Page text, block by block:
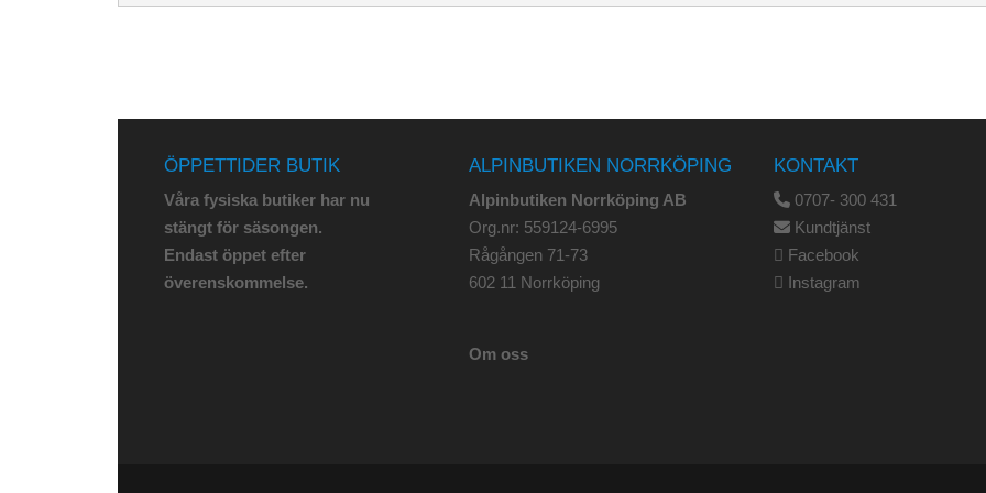
ÖPPETTIDER BUTIK
Våra fysiska butiker har nu
stängt för säsongen.
Endast öppet efter
överenskommelse.
ALPINBUTIKEN NORRKÖPING
Alpinbutiken Norrköping AB
Org.nr: 559124-6995
Rågången 71-73
602 11 Norrköping
Om oss
KONTAKT
0707- 300 431
Kundtjänst
Facebook
Instagram